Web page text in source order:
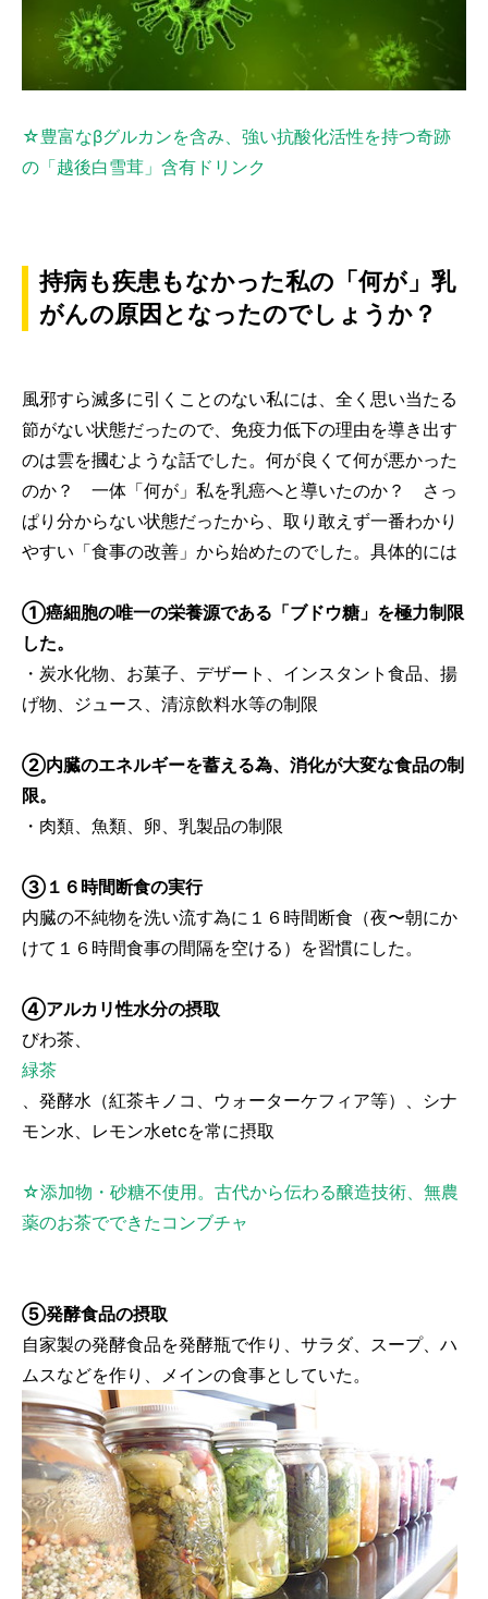
☆豊富なβグルカンを含み、強い抗酸化活性を持つ奇跡
の「越後白雪茸」含有ドリンク
持病も疾患もなかった私の「何が」乳
がんの原因となったのでしょうか？
風邪すら滅多に引くことのない私には、全く思い当たる
節がない状態だったので、免疫力低下の理由を導き出す
のは雲を摑むような話でした。何が良くて何が悪かった
のか？ 一体「何が」私を乳癌へと導いたのか？ さっ
ぱり分からない状態だったから、取り敢えず一番わかり
やすい「食事の改善」から始めたのでした。具体的には
①癌細胞の唯一の栄養源である「ブドウ糖」を極力制限
した。
・炭水化物、お菓子、デザート、インスタント食品、揚
げ物、ジュース、清涼飲料水等の制限
②内臓のエネルギーを蓄える為、消化が大変な食品の制
限。
・肉類、魚類、卵、乳製品の制限
③１６時間断食の実行
内臓の不純物を洗い流す為に１６時間断食（夜〜朝にか
けて１６時間食事の間隔を空ける）を習慣にした。
④アルカリ性水分の摂取
びわ茶、
緑茶
、発酵水（紅茶キノコ、ウォーターケフィア等）、シナ
モン水、レモン水etcを常に摂取
☆添加物・砂糖不使用。古代から伝わる醸造技術、無農
薬のお茶でできたコンブチャ
⑤発酵食品の摂取
自家製の発酵食品を発酵瓶で作り、サラダ、スープ、ハ
ムスなどを作り、メインの食事としていた。